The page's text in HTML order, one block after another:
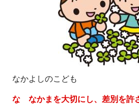
なかよしのこども
ななかまを大切にし、差別を許